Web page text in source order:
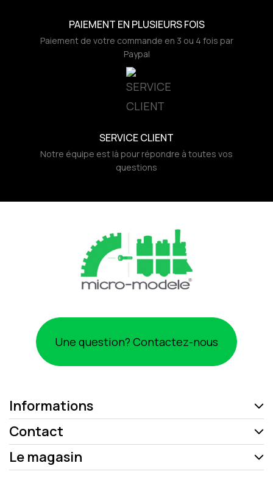
PAIEMENT EN PLUSIEURS FOIS
Paiement de votre commande en 3 ou 4 fois par
Paypal
SERVICE CLIENT
Notre équipe est là pour répondre à toutes vos
questions
Une question? Contactez-nous
Informations
Contact
Le magasin